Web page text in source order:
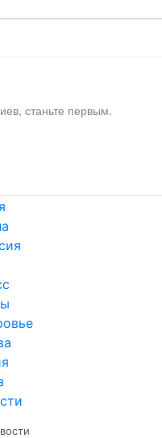
станьте первым.